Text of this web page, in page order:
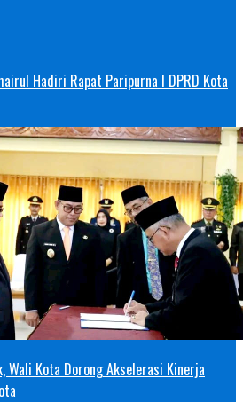
Hadiri Rapat Paripurna I DPRD Kota
Wali Kota Dorong Akselerasi Kinerja